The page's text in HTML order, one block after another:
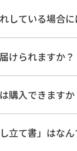
している場合に
けられますか？
購入できますか
立て書」はなん